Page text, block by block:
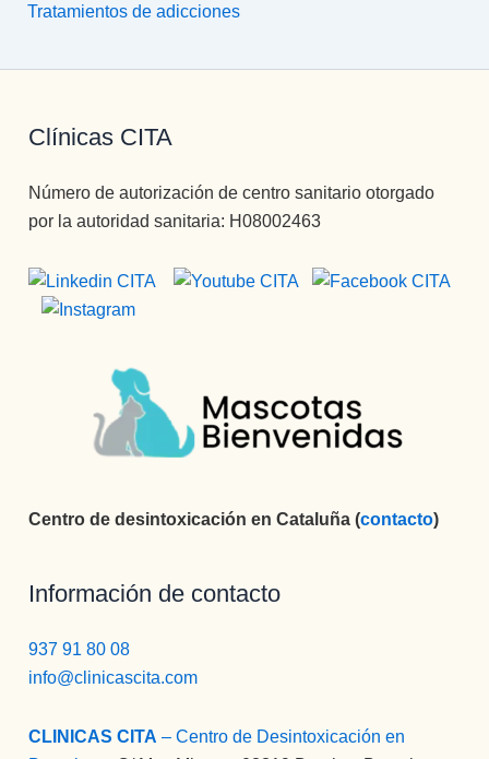
Tratamientos de adicciones
Clínicas CITA
Número de autorización de centro sanitario otorgado
por la autoridad sanitaria: H08002463
Centro de desintoxicación en Cataluña (contacto)
Información de contacto
937 91 80 08
info@clinicascita.com
CLINICAS CITA – Centro de Desintoxicación en